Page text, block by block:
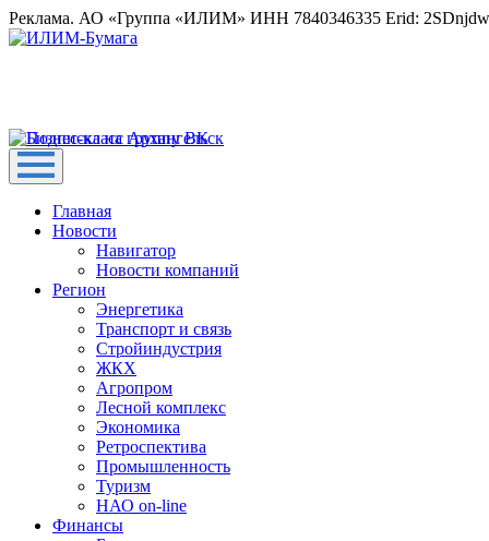
Реклама. АО «Группа «ИЛИМ» ИНН 7840346335 Erid:
Главная
Новости
Навигатор
Новости компаний
Регион
Энергетика
Транспорт и связь
Стройиндустрия
ЖКХ
Агропром
Лесной комплекс
Экономика
Ретроспектива
Промышленность
Туризм
НАО on-line
Финансы